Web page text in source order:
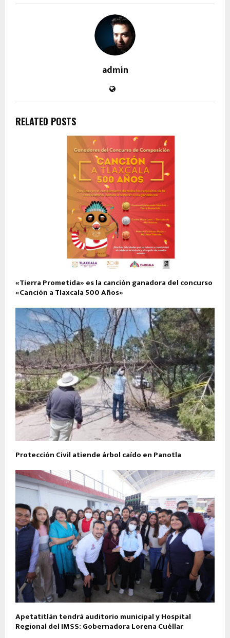
admin
RELATED POSTS
«Tierra Prometida» es la canción ganadora del concurso
«Canción a Tlaxcala 500 Años»
Protección Civil atiende árbol caído en Panotla
Apetatitlán tendrá auditorio municipal y Hospital
Regional del IMSS: Gobernadora Lorena Cuéllar